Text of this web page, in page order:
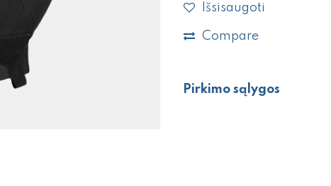
Išsisaugoti
Compare
Pirkimo sąlygos